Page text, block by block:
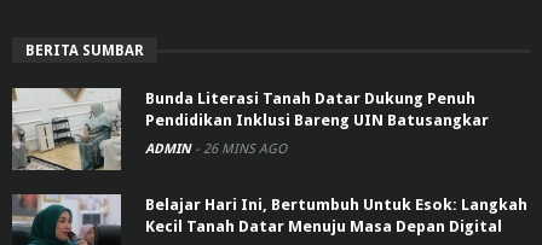
BERITA SUMBAR
Bunda Literasi Tanah Datar Dukung Penuh
Pendidikan Inklusi Bareng UIN Batusangkar
ADMIN - 26 MINS AGO
Belajar Hari Ini, Bertumbuh Untuk Esok: Langkah
Kecil Tanah Datar Menuju Masa Depan Digital